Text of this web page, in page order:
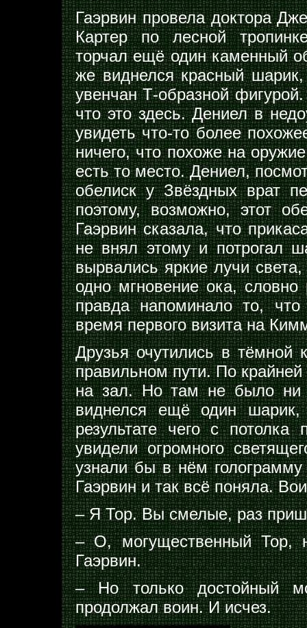
Гаэрвин провела доктора
Картер по лесной
торчал ещё один каменный
же виднелся красный
увенчан Т-образной
что это здесь. Дениел в
увидеть что-то более
ничего, что похоже на
есть то место. Дениел,
обелиск у Звёздных врат
поэтому, возможно, этот
Гаэрвин сказала, что
не внял этому и потрогал
вырвались яркие лучи
одно мгновение ока,
правда напоминало то,
время первого визита на
Друзья очутились в тёмной
правильном пути. По
на зал. Но там не было ни
виднелся ещё один шарик,
результате чего с
увидели огромного
узнали бы в нём
Гаэрвин и так всё поняла.
– Я Тор. Вы смелые, раз
– О, могущественный Тор,
Гаэрвин.
– Но только достойный
продолжал воин. И исчез.